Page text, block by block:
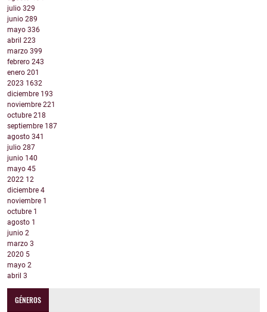
julio 329
junio 289
mayo 336
abril 223
marzo 399
febrero 243
enero 201
2023 1632
diciembre 193
noviembre 221
octubre 218
septiembre 187
agosto 341
julio 287
junio 140
mayo 45
2022 12
diciembre 4
noviembre 1
octubre 1
agosto 1
junio 2
marzo 3
2020 5
mayo 2
abril 3
GÉNEROS